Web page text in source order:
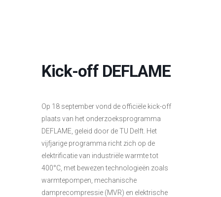
Kick-off DEFLAME
Op 18 september vond de officiële kick-off
plaats van het onderzoeksprogramma
DEFLAME, geleid door de TU Delft. Het
vijfjarige programma richt zich op de
elektrificatie van industriële warmte tot
400°C, met bewezen technologieën zoals
warmtepompen, mechanische
damprecompressie (MVR) en elektrische